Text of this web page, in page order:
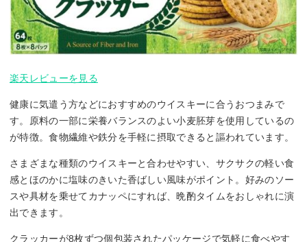
楽天レビューを見る
健康に気遣う方などにおすすめのウイスキーに合うおつまみで
す。原料の一部に栄養バランスのよい小麦胚芽を使用しているの
が特徴。食物繊維や鉄分を手軽に摂取できると謳われています。
さまざまな種類のウイスキーと合わせやすい、サクサクの軽い食
感とほのかに塩味のきいた香ばしい風味がポイント。好みのソー
スや具材を乗せてカナッペにすれば、晩酌タイムをおしゃれに演
出できます。
クラッカーが8枚ずつ個包装されたパッケージで気軽に食べやす